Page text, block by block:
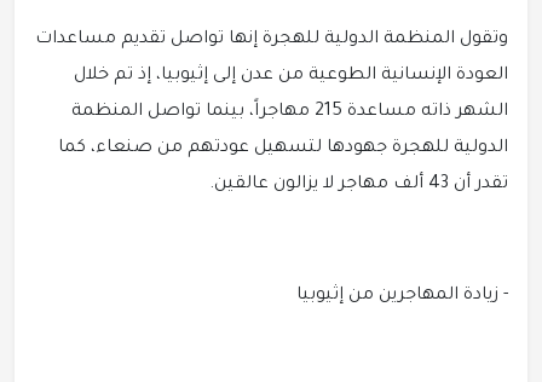
وتقول المنظمة الدولية للهجرة إنها تواصل تقديم مساعدات
العودة الإنسانية الطوعية من عدن إلى إثيوبيا، إذ تم خلال
الشهر ذاته مساعدة 215 مهاجراً، بينما تواصل المنظمة
الدولية للهجرة جهودها لتسهيل عودتهم من صنعاء، كما
تقدر أن 43 ألف مهاجر لا يزالون عالقين.
- زيادة المهاجرين من إثيوبيا